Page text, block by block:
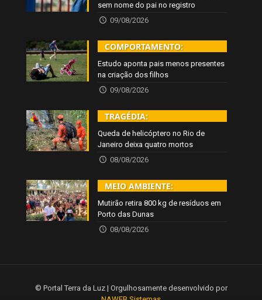
sem nome do pai no registro
09/08/2026
COMPORTAMENTO:
Estudo aponta pais menos presentes
na criação dos filhos
09/08/2026
TRAGÉDIA:
Queda de helicóptero no Rio de
Janeiro deixa quatro mortos
08/08/2026
MEIO AMBIENTE:
Mutirão retira 800 kg de resíduos em
Porto das Dunas
08/08/2026
© Portal Terra da Luz | Orgulhosamente desenvolvido por